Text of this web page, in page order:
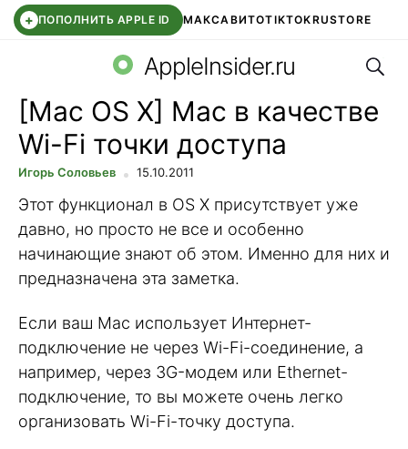
+ ПОПОЛНИТЬ APPLE ID МАКСАВИТОTIKTOKRUSTORE
WB КЛУБIOS 26.6 APPLE ID
AppleInsider.ru
[Mac OS X] Mac в качестве
Wi-Fi точки доступа
Игорь Соловьев 15.10.2011
Этот функционал в OS X присутствует уже
давно, но просто не все и особенно
начинающие знают об этом. Именно для них и
предназначена эта заметка.
Если ваш Mac использует Интернет-
подключение не через Wi-Fi-соединение, а
например, через 3G-модем или Ethernet-
подключение, то вы можете очень легко
организовать Wi-Fi-точку доступа.